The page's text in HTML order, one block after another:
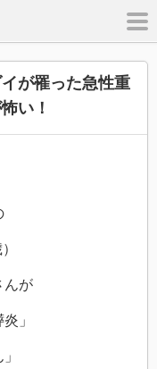
が罹った急性重
い！
んが
」